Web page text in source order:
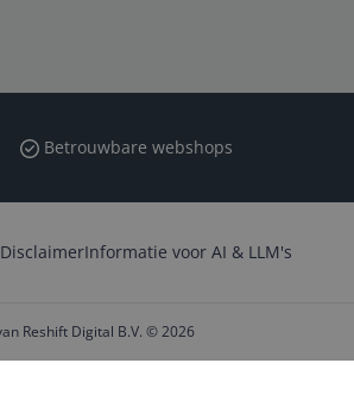
Betrouwbare webshops
DisclaimerInformatie voor AI & LLM's
Reshift Digital B.V. © 2026